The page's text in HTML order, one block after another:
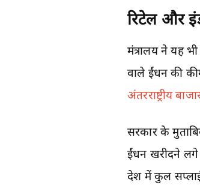
रिटेल और
मंत्रालय ने यह
वाले ईंधन की
अंतरराष्ट्रीय
सरकार के
ईंधन खरीदने लगे
देश में कुल सप्लाई